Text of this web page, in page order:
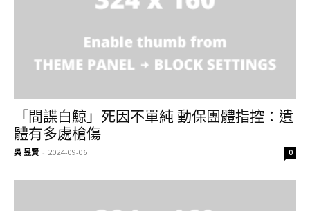
「間諜白鯨」死因不單純 動保團體指控：遺
體有多處槍傷
吳 昱賢 - 2024-09-06 0